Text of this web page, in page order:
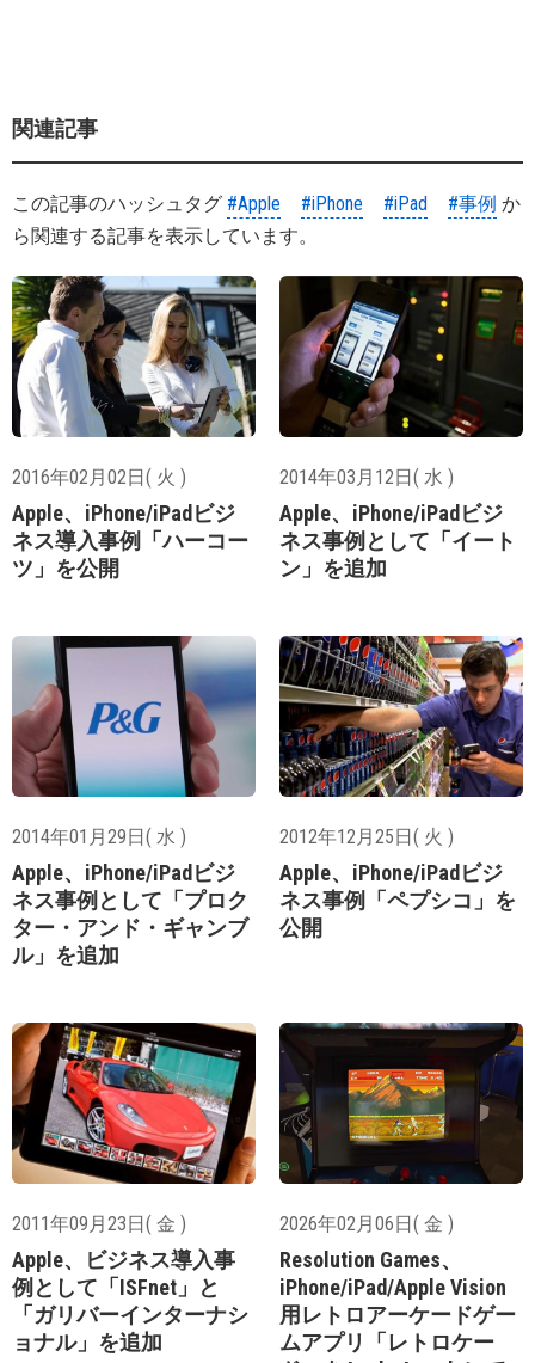
関連記事
この記事のハッシュタグ #Apple #iPhone #iPad #事例 か
ら関連する記事を表示しています。
2016年02月02日( 火 )
Apple、iPhone/iPadビジ
ネス導入事例「ハーコー
ツ」を公開
2014年03月12日( 水 )
Apple、iPhone/iPadビジ
ネス事例として「イート
ン」を追加
2014年01月29日( 水 )
Apple、iPhone/iPadビジ
ネス事例として「プロク
ター・アンド・ギャンブ
ル」を追加
2012年12月25日( 火 )
Apple、iPhone/iPadビジ
ネス事例「ペプシコ」を
公開
2011年09月23日( 金 )
Apple、ビジネス導入事
例として「ISFnet」と
「ガリバーインターナシ
ョナル」を追加
2026年02月06日( 金 )
Resolution Games、
iPhone/iPad/Apple Vision
用レトロアーケードゲー
ムアプリ「レトロケー